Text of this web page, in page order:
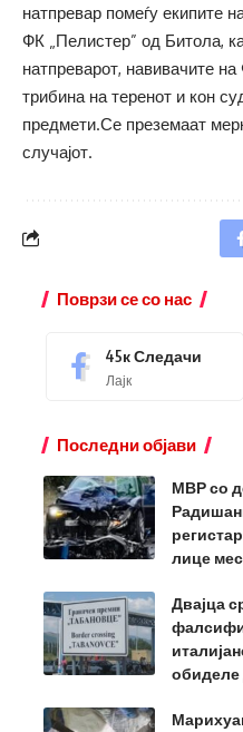
натпревар помеѓу екипите
ФК „Пелистер” од Битола,
натпреварот, навивачите
трибина на теренот и кон
предмети.Се преземаат
случајот.
Поврзи се со нас
45кСледачи
Лајк
Последни објави
МВР со
лице
Двајца
обиделе